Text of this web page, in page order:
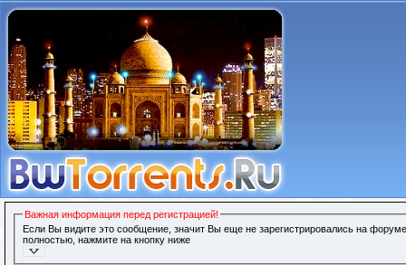
Важная информация перед регистрацией!
Если Вы видите это сообщение, значит Вы еще не зарегистрировались на
полностью, нажмите на кнопку ниже